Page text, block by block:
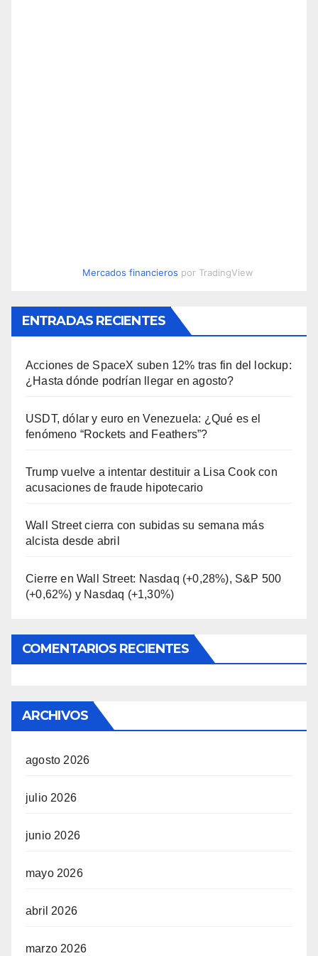
Mercados financieros por TradingView
ENTRADAS RECIENTES
Acciones de SpaceX suben 12% tras fin del lockup:
¿Hasta dónde podrían llegar en agosto?
USDT, dólar y euro en Venezuela: ¿Qué es el
fenómeno “Rockets and Feathers”?
Trump vuelve a intentar destituir a Lisa Cook con
acusaciones de fraude hipotecario
Wall Street cierra con subidas su semana más
alcista desde abril
Cierre en Wall Street: Nasdaq (+0,28%), S&P 500
(+0,62%) y Nasdaq (+1,30%)
COMENTARIOS RECIENTES
ARCHIVOS
agosto 2026
julio 2026
junio 2026
mayo 2026
abril 2026
marzo 2026